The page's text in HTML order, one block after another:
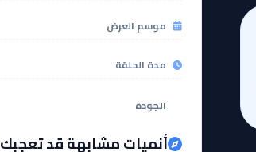
موسم العرض
مدة الحلقة
الجودة
أنميات مشابهة قد تعجبك